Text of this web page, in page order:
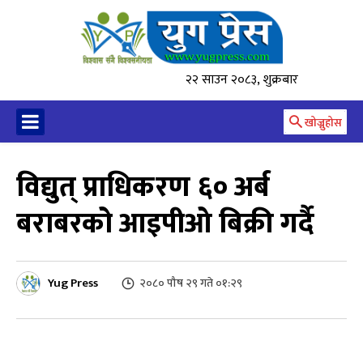
२२ साउन २०८३, शुक्रबार
खोज्नुहोस
विद्युत् प्राधिकरण ६० अर्ब
बराबरको आइपीओ बिक्री गर्दै
Yug Press २०८० पौष २९ गते ०१:२९